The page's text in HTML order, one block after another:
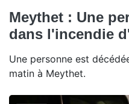
Meythet : Une
dans l'incendie
Une personne est
matin à Meythet.